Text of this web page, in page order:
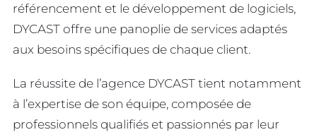
référencement et le développement de logiciels,
DYCAST offre une panoplie de services adaptés
aux besoins spécifiques de chaque client.
La réussite de l’agence DYCAST tient notamment
à l’expertise de son équipe, composée de
professionnels qualifiés et passionnés par leur